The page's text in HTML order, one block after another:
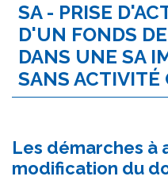
SA - PRISE
D'UN FONDS
DANS UNE SA
SANS ACTIVITÉ
Les démarches à
modification du